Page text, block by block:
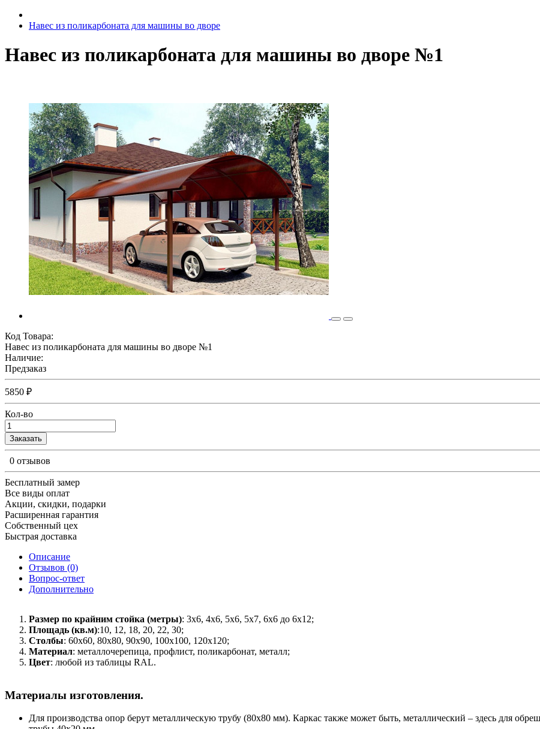
Навес из поликарбоната для машины во дворе
Навес из поликарбоната для машины во дворе №1
Код Товара:
Навес из поликарбоната для машины во дворе №1
Наличие:
Предзаказ
5850 ₽
Кол-во
Заказать
0 отзывов
Бесплатный замер
Все виды оплат
Акции, скидки, подарки
Расширенная гарантия
Собственный цех
Быстрая доставка
Описание
Отзывов (0)
Вопрос-ответ
Дополнительно
Размер по крайним стойка (метры): 3x6, 4x6, 5x6, 5x7, 6x6 до 6x12;
Площадь (кв.м):10, 12, 18, 20, 22, 30;
Столбы: 60x60, 80x80, 90x90, 100x100, 120x120;
Материал: металлочерепица, профлист, поликарбонат, металл;
Цвет: любой из таблицы RAL.
Материалы изготовления.
Для производства опор берут металлическую трубу (80х80 мм). Каркас также может быть, металлический – здесь для